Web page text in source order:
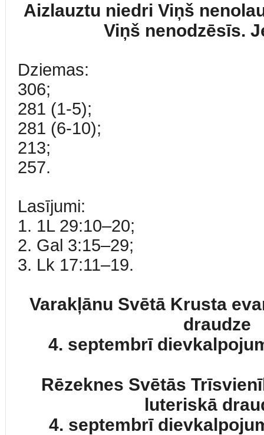
Aizlauztu niedri Viņš
Viņš nenodzēsīs.
Dziemas:
306;
281 (1-5);
281 (6-10);
213;
257.
Lasījumi:
1. 1L 29:10–20;
2. Gal 3:15–29;
3. Lk 17:11–19.
Varakļānu Svētā Krusta
draudze
4. septembrī
‌Rēzeknes Svētās
luteriskā
4. septembrī